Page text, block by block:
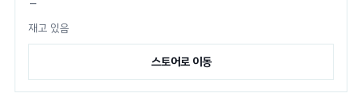
—
재고 있음
스토어로 이동